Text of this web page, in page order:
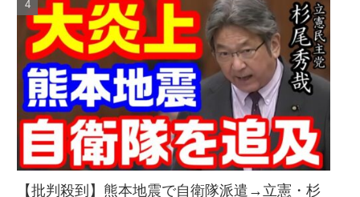
【批判殺到】熊本地震で自衛隊派遣→立憲・杉